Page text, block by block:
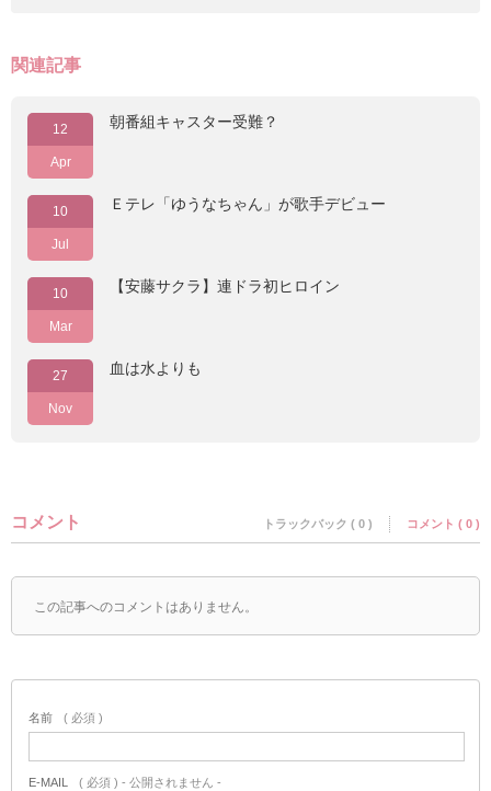
関連記事
12
Apr
朝番組キャスター受難？
10
Jul
Ｅテレ「ゆうなちゃん」が歌手デビュー
10
Mar
【安藤サクラ】連ドラ初ヒロイン
27
Nov
血は水よりも
コメント トラックバック ( 0 ) コメント ( 0 )
この記事へのコメントはありません。
名前 ( 必須 )
E-MAIL ( 必須 ) - 公開されません -